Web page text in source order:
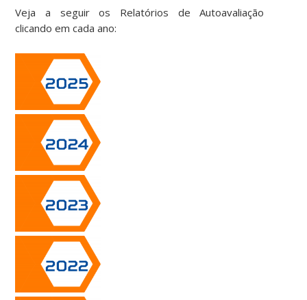
Veja a seguir os Relatórios de Autoavaliação
clicando em cada ano: